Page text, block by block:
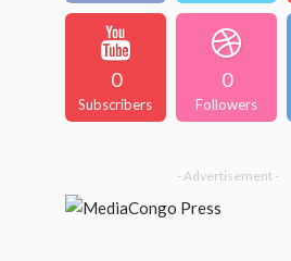
0
Subscribers
0
Followers
- Advertisement -